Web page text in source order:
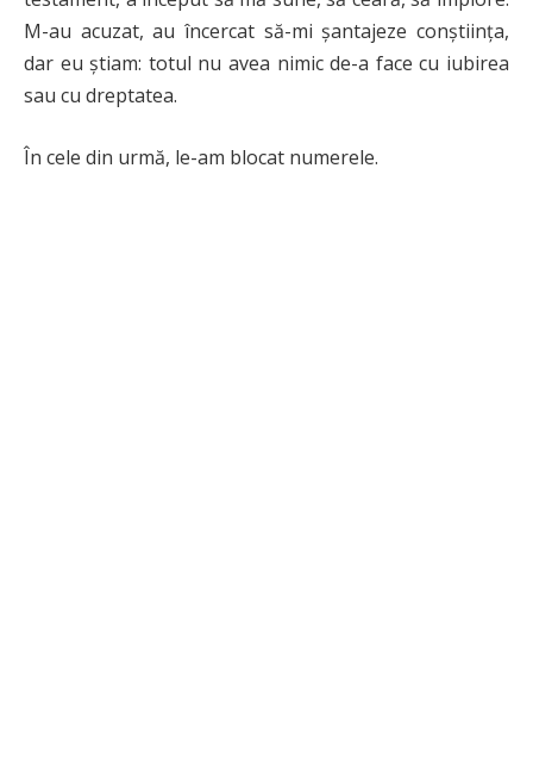
M-au acuzat, au încercat să-mi șantajeze conștiința,
dar eu știam: totul nu avea nimic de-a face cu iubirea
sau cu dreptatea.
În cele din urmă, le-am blocat numerele.